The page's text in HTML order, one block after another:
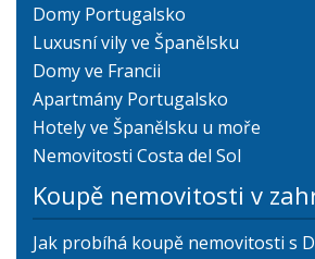
Domy Portugalsko
Luxusní vily ve Španělsku
Domy ve Francii
Apartmány Portugalsko
Hotely ve Španělsku u moře
Nemovitosti Costa del Sol
Koupě nemovitosti v
Jak probíhá koupě nemovitosti s